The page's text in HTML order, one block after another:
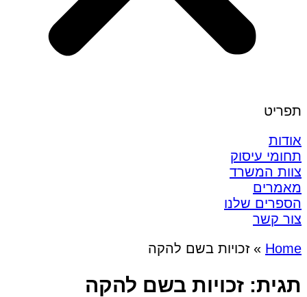
תפריט
אודות
תחומי עיסוק
צוות המשרד
מאמרים
הספרים שלנו
צור קשר
Home
»זכויות בשם להקה
תגית: זכויות בשם להקה